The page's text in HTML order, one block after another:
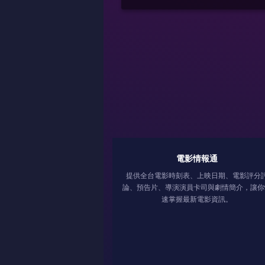
電影情報通
提供全台電影時刻表、上映日期、電影評分
論、預告片、導演演員卡司與劇情簡介，讓
速掌握最新電影資訊。